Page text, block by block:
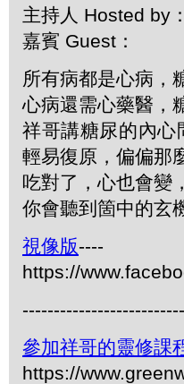
主持人 Hosted by
嘉賓 Guest：
所有病都是心病，
心病還需心藥醫，
祥哥講糖尿的內心
輕易復原，偏偏那
吃對了，心也會變
你會聽到箇中的
視像版----
https://
參加祥哥的靈修課
https://